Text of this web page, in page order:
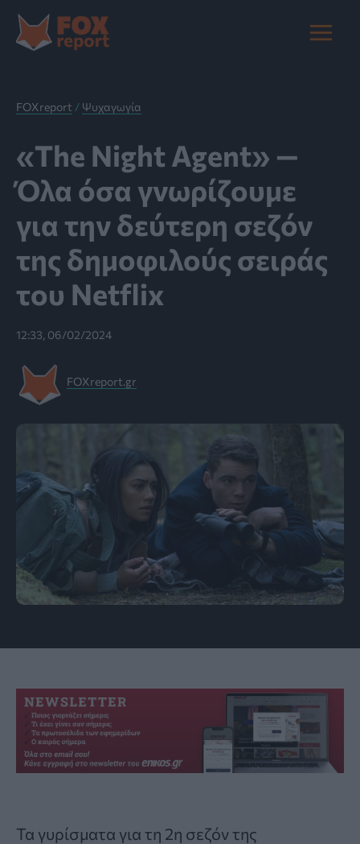
στο
περιεχόμενο
Main
FOXreport / Ψυχαγωγία
«The Night Agent» —
Όλα όσα γνωρίζουμε
για την δεύτερη σεζόν
της δημοφιλούς σειράς
του Netflix
12:33, 06/02/2024
FOXreport.gr
Τα γυρίσματα για τη 2η σεζόν της